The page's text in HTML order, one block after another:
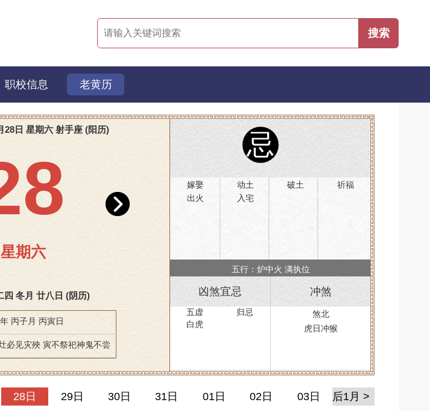
职校信息 老黄历
28日 星期六 射手座 (阳历)
星期六
四 冬月 廿八日 (阴历)
丙子月 丙寅日
必见灾殃 寅不祭祀神鬼不尝
忌
嫁娶 动土 破土
祈福
出火
入宅
五行：炉中火 满执位
凶煞宜忌
五虚
归忌
白虎
冲煞
煞北
虎日冲猴
28日 29日 30日 31日 01日 02日 03日 后1月 >